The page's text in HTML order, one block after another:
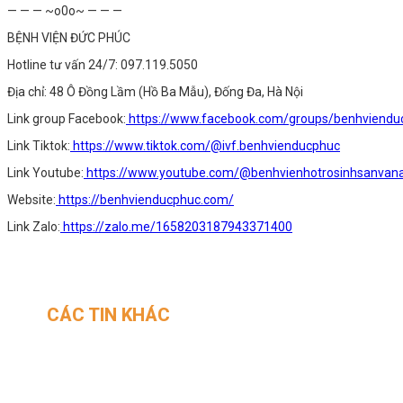
— — — ~o0o~ — — —
BỆNH VIỆN ĐỨC PHÚC
Hotline tư vấn 24/7: 097.119.5050
Địa chỉ: 48 Ô Đồng Lầm (Hồ Ba Mẫu), Đống Đa, Hà Nội
Link group Facebook: https://www.facebook.com/groups/
Link Tiktok: https://www.tiktok.com/@ivf.benhvienducphuc
Link Youtube: https://www.youtube.com/
Website: https://benhvienducphuc.com/
Link Zalo: https://zalo.me/1658203187943371400
CÁC TIN KHÁC